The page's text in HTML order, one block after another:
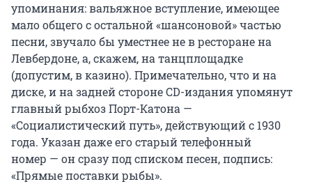
упоминания: вальяжное вступление, имеющее
мало общего с остальной «шансоновой» частью
песни, звучало бы уместнее не в ресторане на
Левбердоне, а, скажем, на танцплощадке
(допустим, в казино). Примечательно, что и на
диске, и на задней стороне CD-издания упомянут
главный рыбхоз Порт-Катона —
«Социалистический путь», действующий с 1930
года. Указан даже его старый телефонный
номер — он сразу под списком песен, подпись:
«Прямые поставки рыбы».